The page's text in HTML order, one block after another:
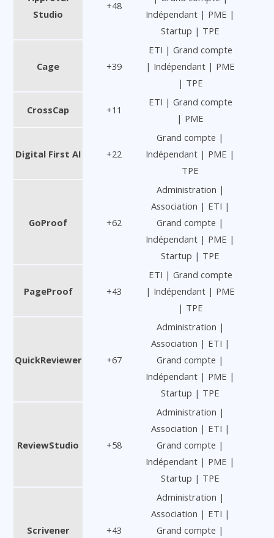
Studio
+48
Indépendant | PME |
Startup | TPE
Cage +39
ETI | Grand compte
| Indépendant | PME
| TPE
CrossCap +11
ETI | Grand compte
| PME
Digital First AI +22
Grand compte |
Indépendant | PME |
TPE
GoProof +62
Administration |
Association | ETI |
Grand compte |
Indépendant | PME |
Startup | TPE
PageProof +43
ETI | Grand compte
| Indépendant | PME
| TPE
QuickReviewer +67
Administration |
Association | ETI |
Grand compte |
Indépendant | PME |
Startup | TPE
ReviewStudio +58
Administration |
Association | ETI |
Grand compte |
Indépendant | PME |
Startup | TPE
Scrivener +43
Administration |
Association | ETI |
Grand compte |